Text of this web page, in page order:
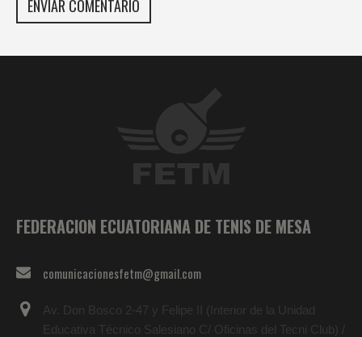
FEDERACION ECUATORIANA DE TENIS DE MESA
comunicacionesfetm@gmail.com
Av. Don Bosco 2-47 y Felipe II (Interior de la Unidad
Educativa Técnico Salesiano C/ Oficinas del Tecni Club) /